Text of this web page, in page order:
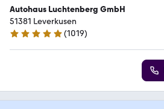
Autohaus Luchtenberg GmbH
51381 Leverkusen
4.8 Sterne
(1019)